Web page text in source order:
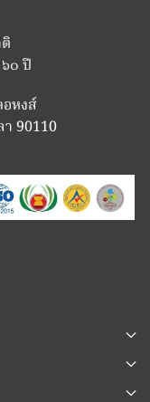
๐ ปี
หงส์
90110